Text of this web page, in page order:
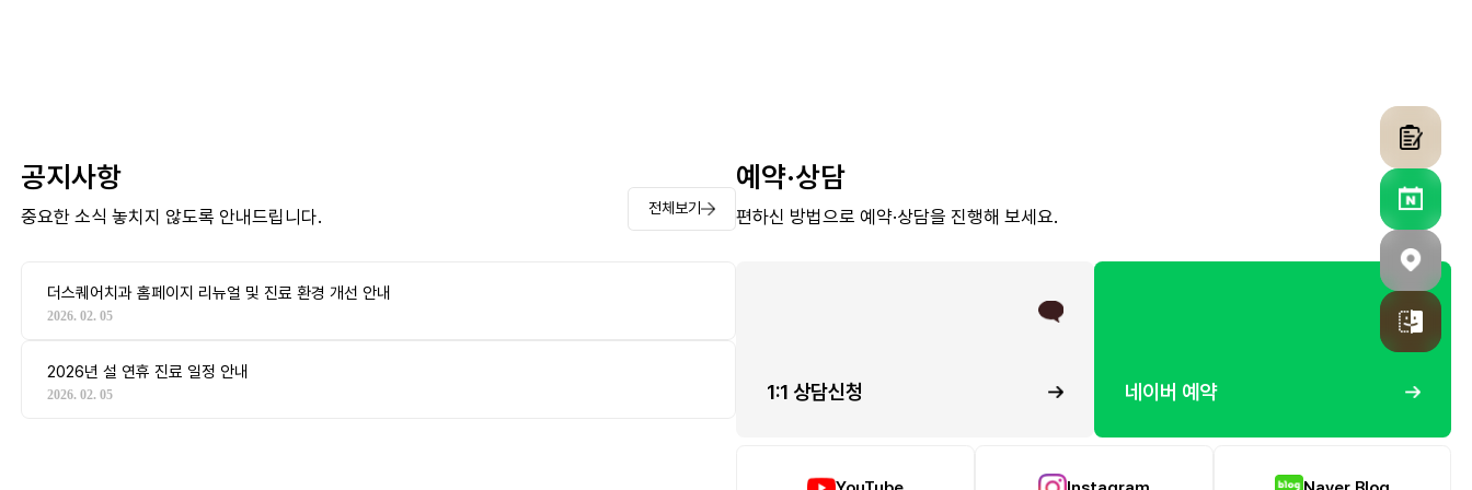
공지사항
중요한 소식 놓치지 않도록 안내드립니다. 전체보기
더스퀘어치과 홈페이지 리뉴얼 및 진료 환경 개선 안내
2026. 02. 05
2026년 설 연휴 진료 일정 안내
2026. 02. 05
예약·상담
편하신 방법으로 예약·상담을 진행해 보세요.
1:1 상담신청 네이버 예약